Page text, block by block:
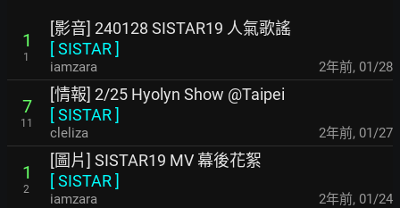
1
1
[影音] 240128 SISTAR19 人氣歌謠
[SISTAR]
iamzara 2年前, 01/28
7
11
[情報] 2/25 Hyolyn Show @Taipei
[SISTAR]
cleliza 2年前, 01/27
1
2
[圖片] SISTAR19 MV 幕後花絮
[SISTAR]
iamzara 2年前, 01/24